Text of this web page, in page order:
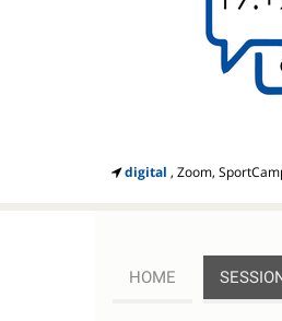
digital , Zoom,
HOME